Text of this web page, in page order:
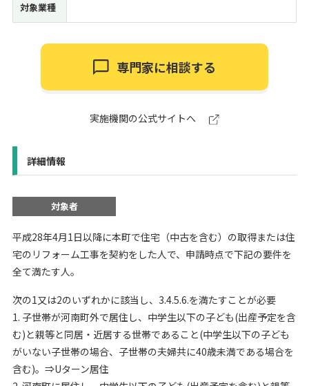
対象業種
専門家に相談する
実施機関の公式サイトへ
詳細情報
対象者
平成28年4月1日以降に本町で住宅（中古を含む）の取得または住
宅のリフォーム工事を契約をした人で、申請時点で下記の要件を
全て満たす人。
次の1又は2のいずれかに該当し、3.4.5.6.を満たすことが必要
1. 子世帯が河南町外で居住し、中学生以下の子ども(出産予定を含
む)と親等と同居・近居する世帯であること(中学生以下の子ども
がいない子世帯の場合、子世帯の夫婦共に40歳未満である場合を
含む)。⇒Uターン居住